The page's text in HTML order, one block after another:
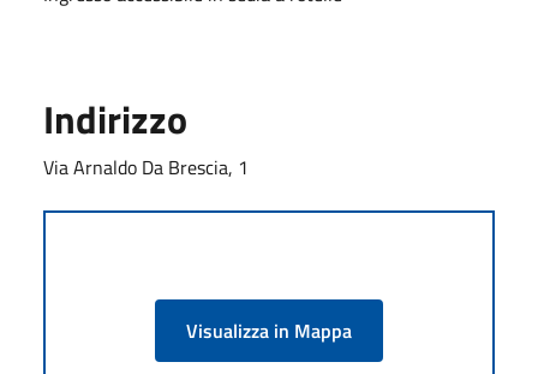
Indirizzo
Via Arnaldo Da Brescia, 1
Visualizza in Mappa